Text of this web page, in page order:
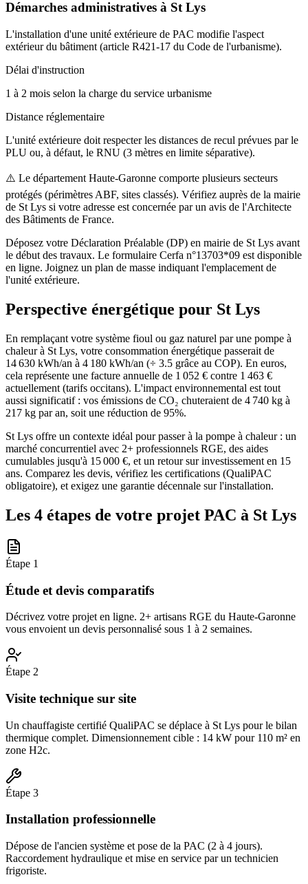
Démarches administratives à St Lys
L'installation d'une unité extérieure de PAC modifie l'aspect
extérieur du bâtiment (article R421-17 du Code de l'urbanisme).
Délai d'instruction
1 à 2 mois selon la charge du service urbanisme
Distance réglementaire
L'unité extérieure doit respecter les distances de recul prévues par le
PLU ou, à défaut, le RNU (3 mètres en limite séparative).
⚠️ Le département Haute-Garonne comporte plusieurs secteurs
protégés (périmètres ABF, sites classés). Vérifiez auprès de la mairie
de St Lys si votre adresse est concernée par un avis de l'Architecte
des Bâtiments de France.
Déposez votre Déclaration Préalable (DP) en mairie de St Lys avant
le début des travaux. Le formulaire Cerfa n°13703*09 est disponible
en ligne. Joignez un plan de masse indiquant l'emplacement de
l'unité extérieure.
Perspective énergétique pour St Lys
En remplaçant votre système fioul ou gaz naturel par une pompe à
chaleur à St Lys, votre consommation énergétique passerait de
14 630 kWh/an à 4 180 kWh/an (÷ 3.5 grâce au COP). En euros,
cela représente une facture annuelle de 1 052 € contre 1 463 €
actuellement (tarifs occitans). L'impact environnemental est tout
aussi significatif : vos émissions de CO₂ chuteraient de 4 740 kg à
217 kg par an, soit une réduction de 95%.
St Lys offre un contexte idéal pour passer à la pompe à chaleur : un
marché concurrentiel avec 2+ professionnels RGE, des aides
cumulables jusqu'à 15 000 €, et un retour sur investissement en 15
ans. Comparez les devis, vérifiez les certifications (QualiPAC
obligatoire), et exigez une garantie décennale sur l'installation.
Les 4 étapes de votre projet PAC à St Lys
Étape 1
Étude et devis comparatifs
Décrivez votre projet en ligne. 2+ artisans RGE du Haute-Garonne
vous envoient un devis personnalisé sous 1 à 2 semaines.
Étape 2
Visite technique sur site
Un chauffagiste certifié QualiPAC se déplace à St Lys pour le bilan
thermique complet. Dimensionnement cible : 14 kW pour 110 m² en
zone H2c.
Étape 3
Installation professionnelle
Dépose de l'ancien système et pose de la PAC (2 à 4 jours).
Raccordement hydraulique et mise en service par un technicien
frigoriste.